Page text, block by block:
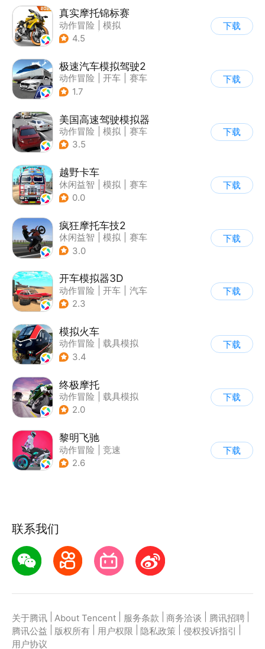
真实摩托锦标赛
动作冒险
模拟
| 摩托车
4.5
下载
极速汽车模拟驾驶2
动作冒险 开车
赛车
| 漂移
1.7
下载
美国高速驾驶模拟器
动作冒险 模拟
赛车
| 写实
3.5
下载
越野卡车
休闲益智 模拟
赛车
| 卡通
0.0
下载
疯狂摩托车技2
休闲益智 模拟
赛车
| 写实
3.0
下载
开车模拟器3D
动作冒险 开车
汽车
| 卡通
2.3
下载
模拟火车
动作冒险
载具模拟
| 写实
3.4
下载
终极摩托
动作冒险
载具模拟
| 摩托车
2.0
下载
黎明飞驰
动作冒险
竞速
| 摩托车
2.6
下载
联系我们
关于腾讯 About Tencent 服务条款 商务洽谈 腾讯招聘
腾讯公益
版权所有 用户权限 隐私政策 侵权投诉指引
用户协议